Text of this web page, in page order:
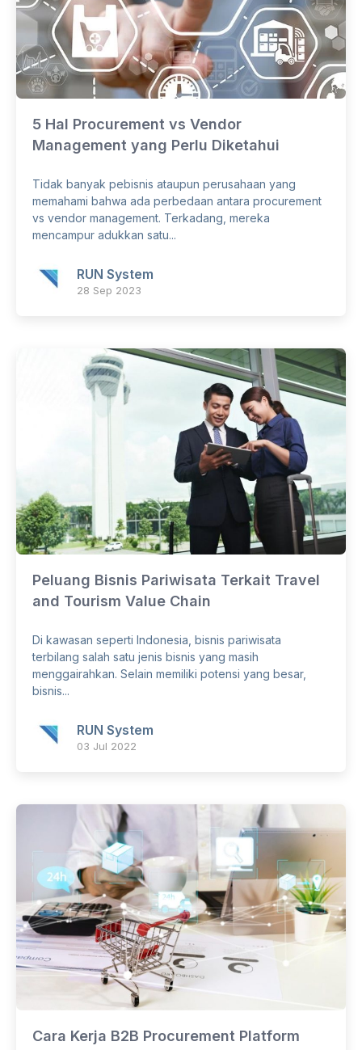
5 Hal Procurement vs Vendor
Management yang Perlu Diketahui
Tidak banyak pebisnis ataupun perusahaan yang
memahami bahwa ada perbedaan antara procurement
vs vendor management. Terkadang, mereka
mencampur adukkan satu...
RUN System
28 Sep 2023
Peluang Bisnis Pariwisata Terkait Travel
and Tourism Value Chain
Di kawasan seperti Indonesia, bisnis pariwisata
terbilang salah satu jenis bisnis yang masih
menggairahkan. Selain memiliki potensi yang besar,
bisnis...
RUN System
03 Jul 2022
Cara Kerja B2B Procurement Platform